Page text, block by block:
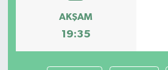
AKŞAM
19:35